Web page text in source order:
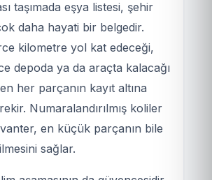
taşımada eşya listesi, şehir
daha hayati bir belgedir.
kilometre yol kat edeceği,
depoda ya da araçta kalacağı
her parçanın kayıt altına
Numaralandırılmış koliler
en küçük parçanın bile
sağlar.